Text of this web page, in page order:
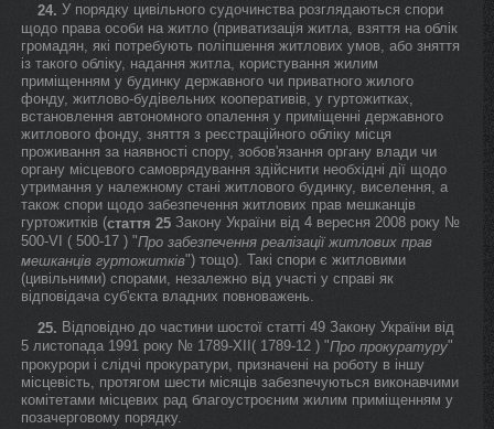
24. У порядку цивільного судочинства розглядаються спори
щодо права особи на житло (приватизація житла, взяття на облік
громадян, які потребують поліпшення житлових умов, або зняття
із такого обліку, надання житла, користування жилим
приміщенням у будинку державного чи приватного жилого
фонду, житлово-будівельних кооперативів, у гуртожитках,
встановлення автономного опалення у приміщенні державного
житлового фонду, зняття з реєстраційного обліку місця
проживання за наявності спору, зобов'язання органу влади чи
органу місцевого самоврядування здійснити необхідні дії щодо
утримання у належному стані житлового будинку, виселення, а
також спори щодо забезпечення житлових прав мешканців
гуртожитків (стаття 25 Закону України від 4 вересня 2008 року №
500-VI ( 500-17 ) "Про забезпечення реалізації житлових прав
мешканців гуртожитків") тощо). Такі спори є житловими
(цивільними) спорами, незалежно від участі у справі як
відповідача суб'єкта владних повноважень.
25. Відповідно до частини шостої статті 49 Закону України від
5 листопада 1991 року № 1789-XII( 1789-12 ) "Про прокуратуру"
прокурори і слідчі прокуратури, призначені на роботу в іншу
місцевість, протягом шести місяців забезпечуються виконавчими
комітетами місцевих рад благоустроєним жилим приміщенням у
позачерговому порядку.